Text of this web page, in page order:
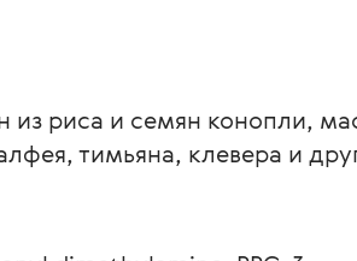
из риса и семян конопли,
тимьяна, клевера и